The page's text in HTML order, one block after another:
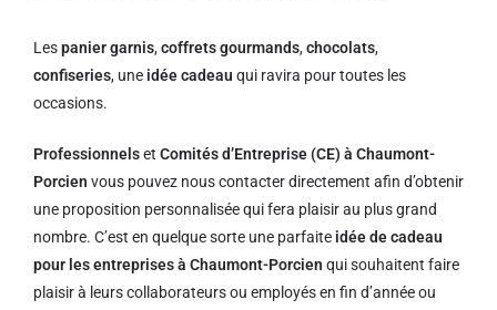
Lespanier garnis,coffrets gourmands,chocolats,
confiseries, une idée cadeau qui ravira pour toutes les
occasions.
Professionnelset Comités d’Entreprise (CE) à Chaumont-
Porcien vous pouvez nous contacter directement afin d’obtenir
une proposition personnalisée qui fera plaisir au plus grand
nombre. C’est en quelque sorte une parfaite idée de cadeau
pour les entreprises à Chaumont-Porcien qui souhaitent faire
plaisir à leurs collaborateurs ou employés en fin d’année ou